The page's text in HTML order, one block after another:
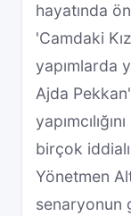
hayatında
'Camdaki
yapımlarda
Ajda
birçok
Yönetmen
senaryonun